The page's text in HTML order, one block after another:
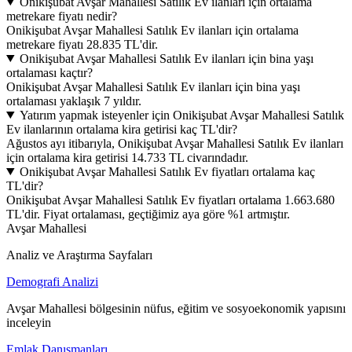
metrekare fiyatı nedir?
Onikişubat Avşar Mahallesi Satılık Ev ilanları için ortalama
metrekare fiyatı 28.835 TL'dir.
Onikişubat Avşar Mahallesi Satılık Ev ilanları için bina yaşı
ortalaması kaçtır?
Onikişubat Avşar Mahallesi Satılık Ev ilanları için bina yaşı
ortalaması yaklaşık 7 yıldır.
Yatırım yapmak isteyenler için Onikişubat Avşar Mahallesi Satılık
Ev ilanlarının ortalama kira getirisi kaç TL'dir?
Ağustos ayı itibarıyla, Onikişubat Avşar Mahallesi Satılık Ev ilanları
için ortalama kira getirisi 14.733 TL civarındadır.
Onikişubat Avşar Mahallesi Satılık Ev fiyatları ortalama kaç
TL'dir?
Onikişubat Avşar Mahallesi Satılık Ev fiyatları ortalama 1.663.680
TL'dir. Fiyat ortalaması, geçtiğimiz aya göre %1 artmıştır.
Avşar Mahallesi
Analiz ve Araştırma Sayfaları
Demografi Analizi
Avşar Mahallesi bölgesinin nüfus, eğitim ve sosyoekonomik yapısını
inceleyin
Emlak Danışmanları